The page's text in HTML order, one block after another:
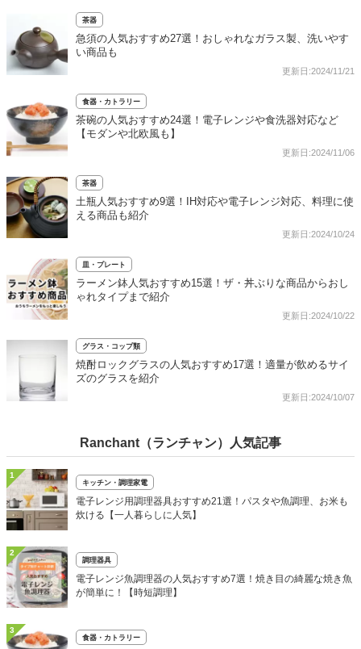
茶器
急須の人気おすすめ27選！おしゃれなガラス製、洗いやす
い商品も
更新日:2024/11/21
食器・カトラリー
茶碗の人気おすすめ24選！電子レンジや食洗器対応など
【モダンや北欧風も】
更新日:2024/11/06
茶器
土瓶人気おすすめ9選！IH対応や電子レンジ対応、料理に使
える商品も紹介
更新日:2024/10/24
皿・プレート
ラーメン鉢人気おすすめ15選！ザ・丼ぶりな商品からおし
ゃれタイプまで紹介
更新日:2024/10/22
グラス・コップ類
焼酎ロックグラスの人気おすすめ17選！適量が飲めるサイ
ズのグラスを紹介
更新日:2024/10/07
Ranchant（ランチャン）人気記事
1
キッチン・調理家電
電子レンジ用調理器具おすすめ21選！パスタや魚調理、お米も
炊ける【一人暮らしに人気】
2
調理器具
電子レンジ魚調理器の人気おすすめ7選！焼き目の綺麗な焼き魚
が簡単に！【時短調理】
3
食器・カトラリー